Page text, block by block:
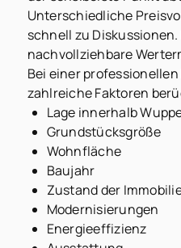
Unterschiedliche
schnell zu
nachvollziehbare
Bei einer
zahlreiche Faktoren
Lage innerhalb
Grundstücksgröße
Wohnfläche
Baujahr
Zustand der
Modernisierungen
Energieeffizienz